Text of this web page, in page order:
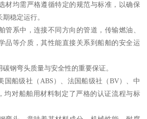
材均需严格遵循特定的规范与标准，以确保
稳定运行。
管系中，连接不同方向的管道，传输燃油、
品等介质，其性能直接关系到船舶的安全运
钢弯头质量与安全性的重要保证。
国船级社（ABS）、法国船级社（BV）、中
均对船舶用材料制定了严格的认证流程与标